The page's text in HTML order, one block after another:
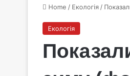
Home / Екологія /
Екологія